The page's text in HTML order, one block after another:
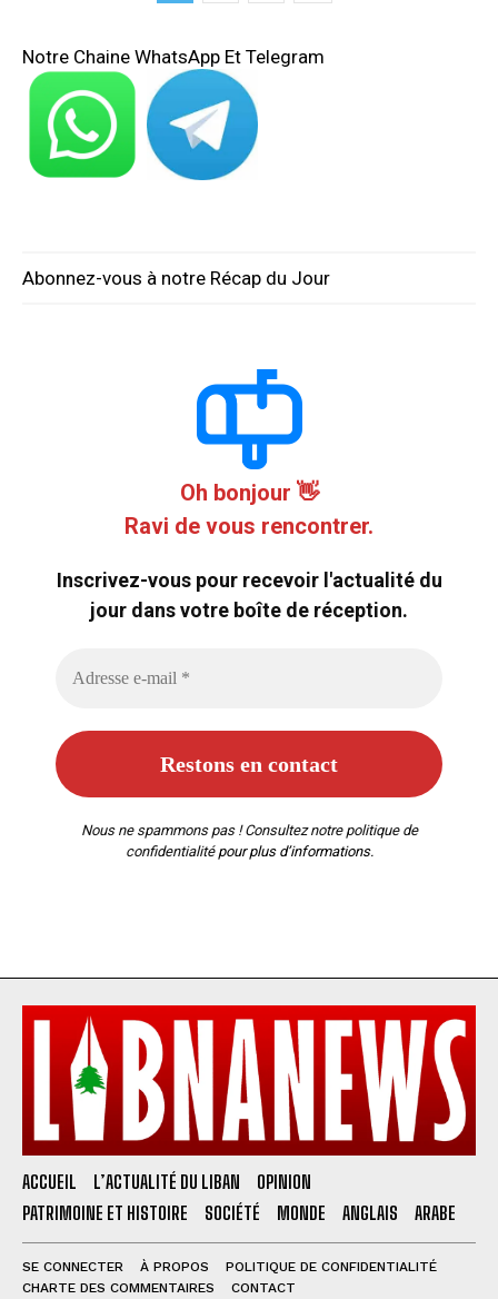
Notre Chaine WhatsApp Et Telegram
Abonnez-vous à notre Récap du Jour
Oh bonjour 👋
Ravi de vous rencontrer.
Inscrivez-vous pour recevoir l'actualité du
jour dans votre boîte de réception.
Nous ne spammons pas ! Consultez notre politique de
confidentialitépour plus d’informations.
ACCUEIL L’ACTUALITÉ DU LIBAN
OPINION
PATRIMOINE ET HISTOIRE
SOCIÉTÉ MONDE ANGLAIS ARABE
SE CONNECTER À PROPOS
POLITIQUE DE CONFIDENTIALITÉ
CHARTE DES COMMENTAIRES
CONTACT